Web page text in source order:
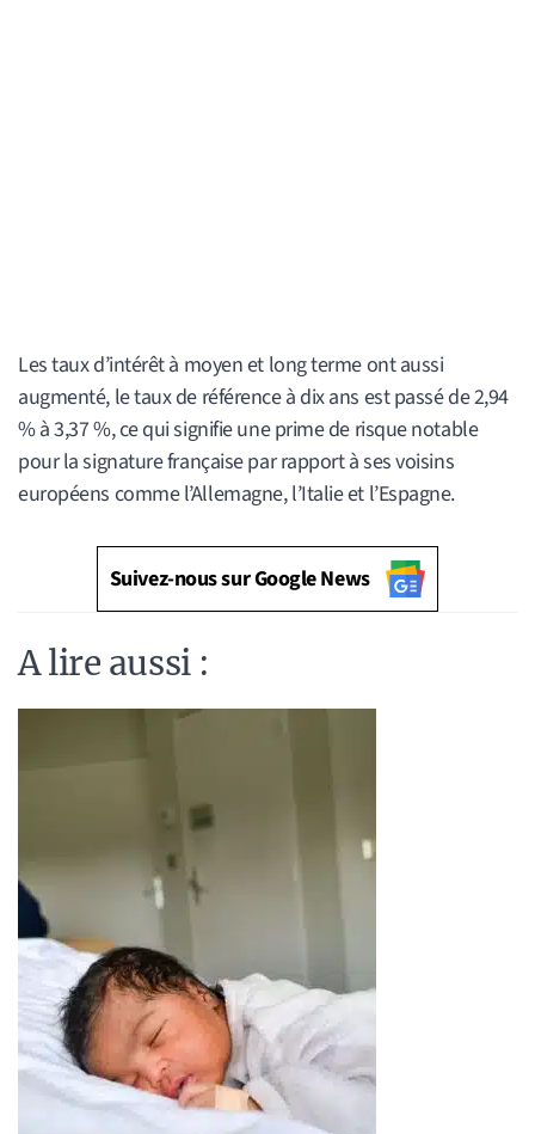
Les taux d’intérêt à moyen et long terme ont aussi
augmenté, le taux de référence à dix ans est passé de 2,94
% à 3,37 %, ce qui signifie une prime de risque notable
pour la signature française par rapport à ses voisins
européens comme l’Allemagne, l’Italie et l’Espagne.
Suivez-nous sur Google News
A lire aussi :